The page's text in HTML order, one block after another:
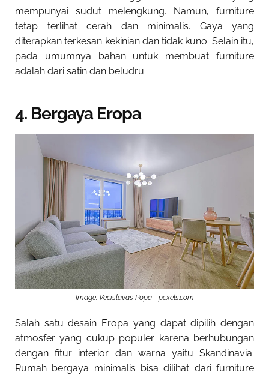
mempunyai sudut melengkung. Namun, furniture
tetap terlihat cerah dan minimalis. Gaya yang
diterapkan terkesan kekinian dan tidak kuno. Selain itu,
pada umumnya bahan untuk membuat furniture
adalah dari satin dan beludru.
4. Bergaya Eropa
Image: Vecislavas Popa - pexels.com
Salah satu desain Eropa yang dapat dipilih dengan
atmosfer yang cukup populer karena berhubungan
dengan fitur interior dan warna yaitu Skandinavia.
Rumah bergaya minimalis bisa dilihat dari furniture